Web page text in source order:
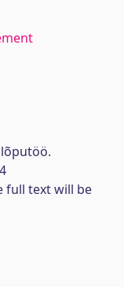
full text will be